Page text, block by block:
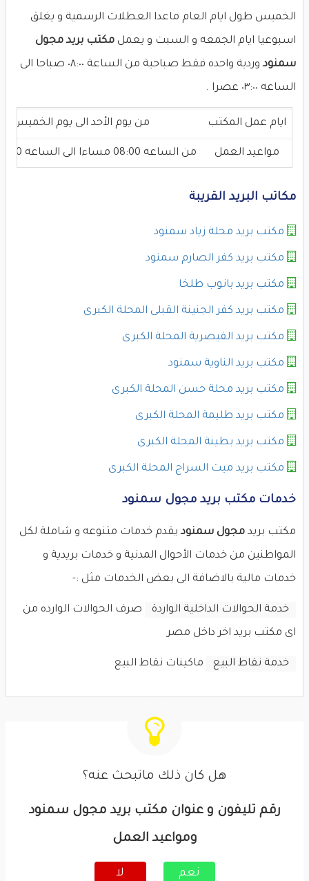
الخميس طول ايام العام ماعدا العطلات الرسمية و يغلق
اسبوعيا ايام الجمعه و السبت و يعمل مكتب بريد مجول
سمنود
وردية واحده فقط صباحية من الساعة ٠٨:٠٠ صباحا الى
الساعه ٠٣:٠٠ عصرا .
ايام عمل المكتب من يوم الأحد الى يوم الخميس
مواعيد العمل من الساعه 08:00 مساءا الى الساعه 03:00 عصرا
مكاتب البريد القريبة
مكتب بريد محلة زياد سمنود
مكتب بريد كفر الصارم سمنود
مكتب بريد بانوب طلخا
مكتب بريد كفر الجنينة القبلى المحلة الكبرى
مكتب بريد القيصرية المحلة الكبرى
مكتب بريد الناوية سمنود
مكتب بريد محلة حسن المحلة الكبرى
مكتب بريد طليمة المحلة الكبرى
مكتب بريد بطينة المحلة الكبرى
مكتب بريد ميت السراج المحلة الكبرى
خدمات مكتب بريد مجول سمنود
مكتب بريد مجول سمنوديقدم خدمات متنوعه و شاملة لكل
المواطنين من خدمات الأحوال المدنية و خدمات بريدية و
خدمات مالية بالاضافة الى بعض الخدمات مثل :-
خدمة الحوالات الداخلية الواردة
صرف الحوالات الوارده من
اى مكتب بريد اخر داخل مصر
خدمة نقاط البيع ماكينات نقاط البيع
هل كان ذلك ماتبحث عنه؟
رقم تليفون و عنوان مكتب بريد مجول سمنود
ومواعيد العمل
نعم لا